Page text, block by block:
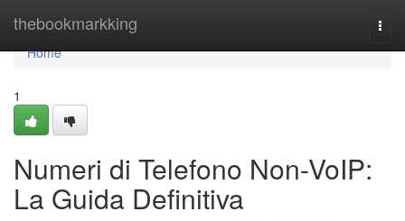
thebookmarkking
Home
Home
1
Numeri di Telefono Non-VoIP:
La Guida Definitiva